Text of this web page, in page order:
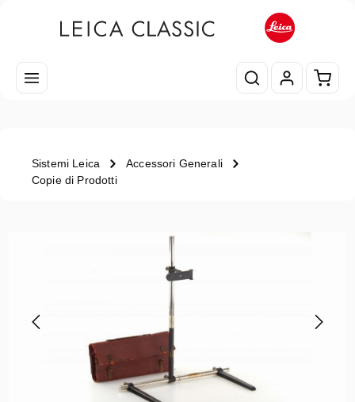
Il
Sistemi Leica
Accessori Generali
Copie di Prodotti